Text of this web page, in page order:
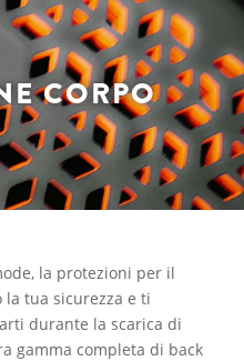
CORPO
la protezioni per il
la tua sicurezza e ti
durante la scarica di
gamma completa di back